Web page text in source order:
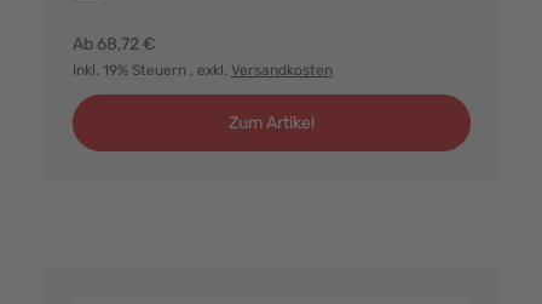
Ab 68,72 €
Inkl. 19% Steuern , exkl. Versandkosten
Zum Artikel